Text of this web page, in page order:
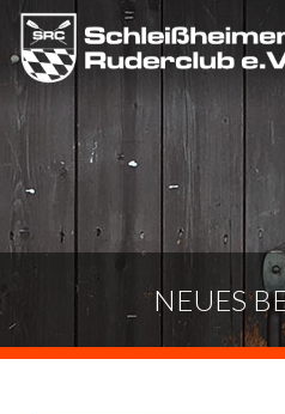
Skip
main
content
NEUES